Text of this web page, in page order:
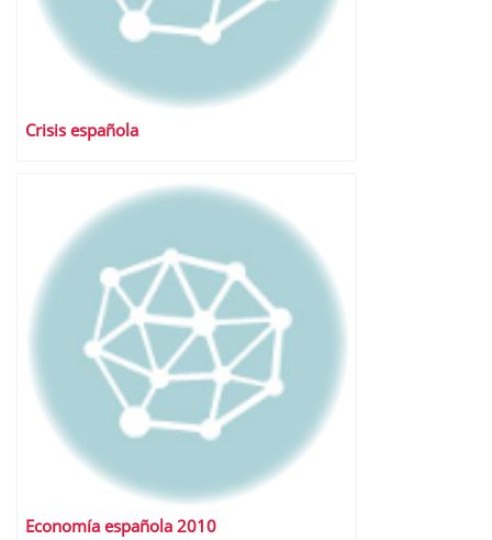
Crisis española
Economía española 2010